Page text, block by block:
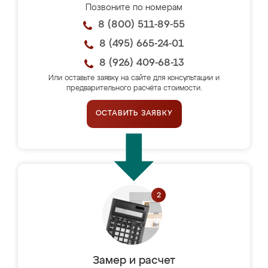
Позвоните по номерам
8 (800) 511-89-55
8 (495) 665-24-01
8 (926) 409-68-13
Или оставьте заявку на сайте для консультации и
предварительного расчёта стоимости.
ОСТАВИТЬ ЗАЯВКУ
Замер и расчет